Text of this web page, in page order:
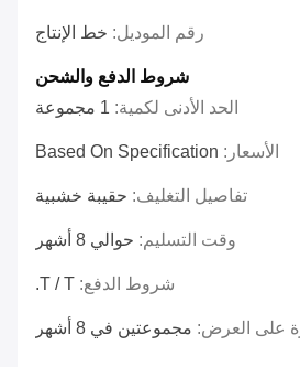
رقم الموديل: خط الإنتاج
شروط الدفع والشحن
الحد الأدنى لكمية: 1 مجموعة
الأسعار: Based On Specification
تفاصيل التغليف: حقيبة خشبية
وقت التسليم: حوالي 8 أشهر
شروط الدفع: T / T.
على العرض: مجموعتين في 8 أشهر